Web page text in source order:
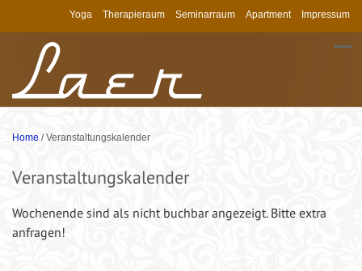
Yoga Therapieraum Seminarraum Apartment Impressum
Home / Veranstaltungskalender
Veranstaltungskalender
Wochenende sind als nicht buchbar angezeigt. Bitte extra
anfragen!